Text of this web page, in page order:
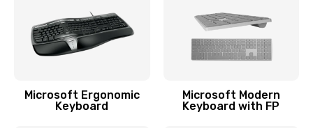
Ремонт разъема зарядки
Microsoft Ergonomic
Keyboard
Microsoft Modern
Keyboard with FP